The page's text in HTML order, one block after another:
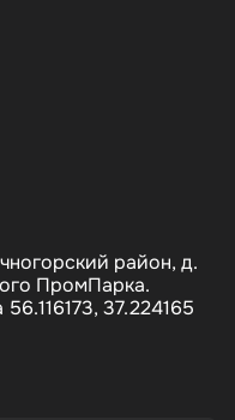
район, д.
ПромПарка.
37.224165